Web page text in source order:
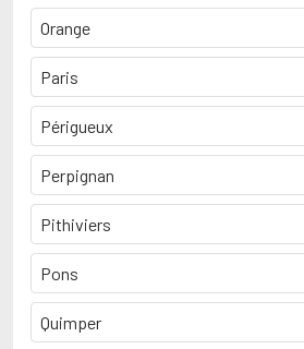
Orange
Paris
Périgueux
Perpignan
Pithiviers
Pons
Quimper